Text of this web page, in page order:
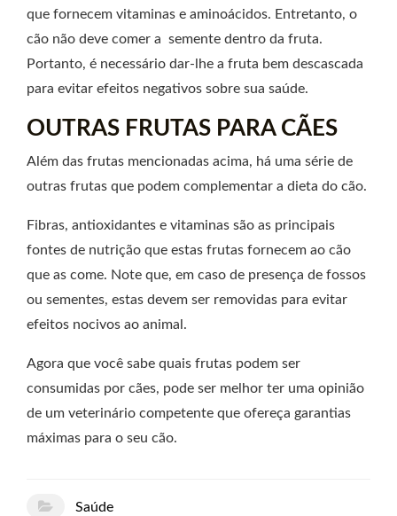
que fornecem vitaminas e aminoácidos. Entretanto, o
cão não deve comer a semente dentro da fruta.
Portanto, é necessário dar-lhe a fruta bem descascada
para evitar efeitos negativos sobre sua saúde.
OUTRAS FRUTAS PARA CÃES
Além das frutas mencionadas acima, há uma série de
outras frutas que podem complementar a dieta do cão.
Fibras, antioxidantes e vitaminas são as principais
fontes de nutrição que estas frutas fornecem ao cão
que as come. Note que, em caso de presença de fossos
ou sementes, estas devem ser removidas para evitar
efeitos nocivos ao animal.
Agora que você sabe quais frutas podem ser
consumidas por cães, pode ser melhor ter uma opinião
de um veterinário competente que ofereça garantias
máximas para o seu cão.
Saúde